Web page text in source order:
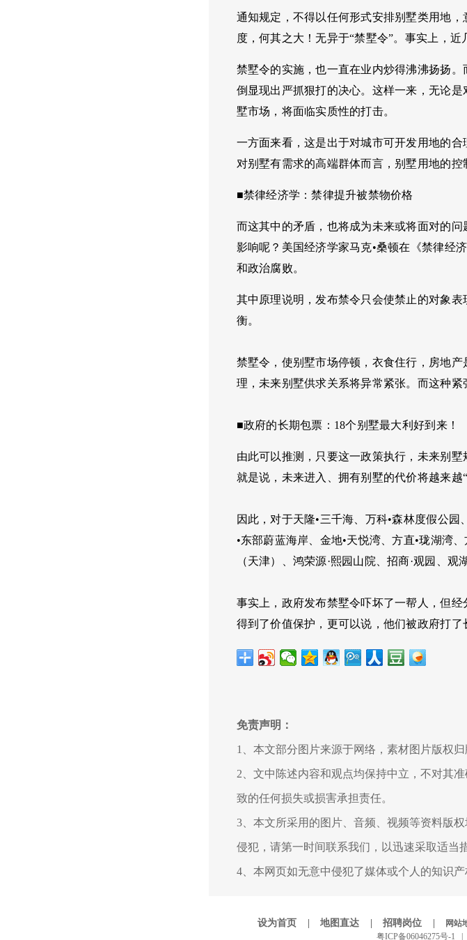
通知规定，不得以任何形式安排别墅类用地
度，何其之大！无异于“禁墅令”。事实上，
禁墅令的实施，也一直在业内炒得沸沸扬扬
倒显现出严抓狠打的决心。这样一来，无论
墅市场，将面临实质性的打击。
一方面来看，这是出于对城市可开发用地的
对别墅有需求的高端群体而言，别墅用地的
■禁律经济学：禁律提升被禁物价格
而这其中的矛盾，也将成为未来或将面对的
影响呢？美国经济学家马克•桑顿在《禁律经
和政治腐败。
其中原理说明，发布禁令只会使禁止的对象
衡。
禁墅令，使别墅市场停顿，衣食住行，房地
理，未来别墅供求关系将异常紧张。而这种
■政府的长期包票：18个别墅最大利好到来！
由此可以推测，只要这一政策执行，未来别
就是说，未来进入、拥有别墅的代价将越来越
因此，对于天隆•三千海、万科•森林度假公
•东部蔚蓝海岸、金地•天悦湾、方直•珑湖湾
（天津）、鸿荣源·熙园山院、招商·观园、
事实上，政府发布禁墅令吓坏了一帮人，但
得到了价值保护，更可以说，他们被政府打了
免责声明：
1、本文部分图片来源于网络，素材图片版权
2、文中陈述内容和观点均保持中立，不对其
致的任何损失或损害承担责任。
3、本文所采用的图片、音频、视频等资料版
侵犯，请第一时间联系我们，以迅速采取适当
4、本网页如无意中侵犯了媒体或个人的知识
设为首页 | 地图直达 | 招聘岗位 | 网
粤ICP备06046275号-1 |